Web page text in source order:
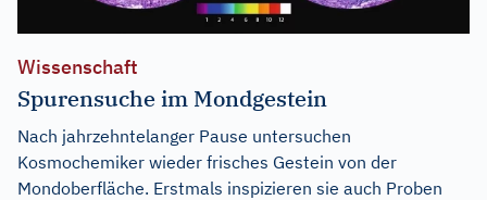
Wissenschaft
Spurensuche im Mondgestein
Nach jahrzehntelanger Pause untersuchen
Kosmochemiker wieder frisches Gestein von der
Mondoberfläche. Erstmals inspizieren sie auch Proben